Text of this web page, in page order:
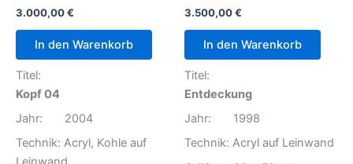
3.000,00€
In den Warenkorb
Titel:
Kopf 04
Jahr: 2004
Technik: Acryl, Kohle auf
3.500,00€
In den Warenkorb
Titel:
Entdeckung
Jahr: 1998
Technik: Acryl auf Leinwand